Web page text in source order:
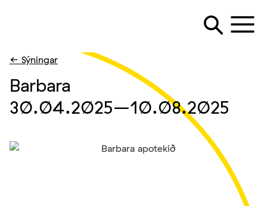
← Sýningar
Barbara
30.04.2025–10.08.2025